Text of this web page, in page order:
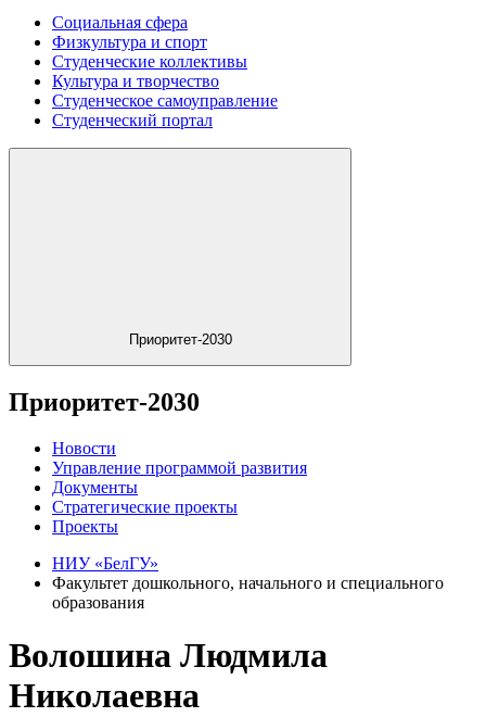
Социальная сфера
Физкультура и спорт
Студенческие коллективы
Культура и творчество
Студенческое самоуправление
Студенческий портал
Приоритет-2030
Приоритет-2030
Новости
Управление программой развития
Документы
Стратегические проекты
Проекты
НИУ «БелГУ»
Факультет дошкольного, начального и специального
образования
Волошина Людмила
Николаевна